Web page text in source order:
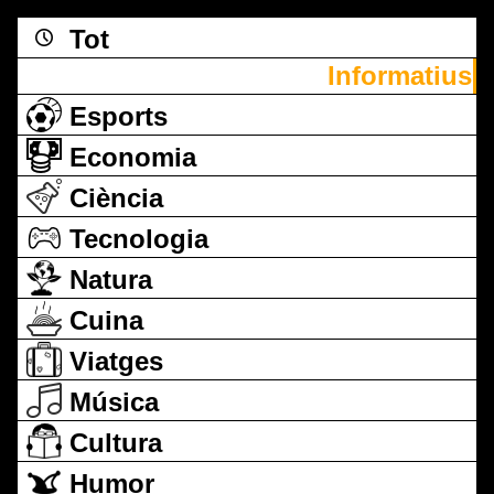
Tot
Informatius
Esports
Economia
Ciència
Tecnologia
Natura
Cuina
Viatges
Música
Cultura
Humor